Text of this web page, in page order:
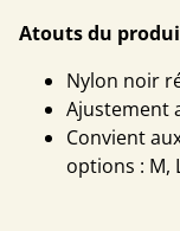
Atouts du
Nylon noir
Ajustement
Convient
options : M,